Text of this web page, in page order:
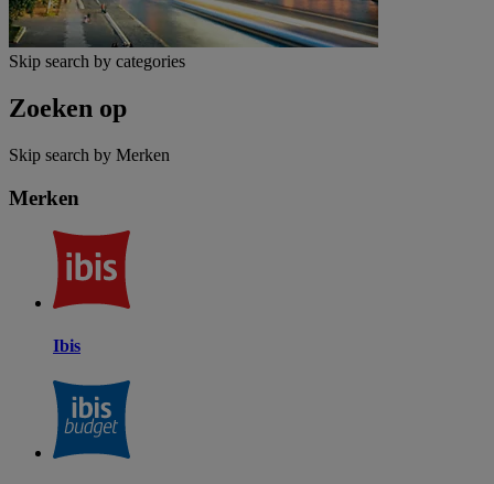
Skip search by categories
Zoeken op
Skip search by Merken
Merken
Ibis